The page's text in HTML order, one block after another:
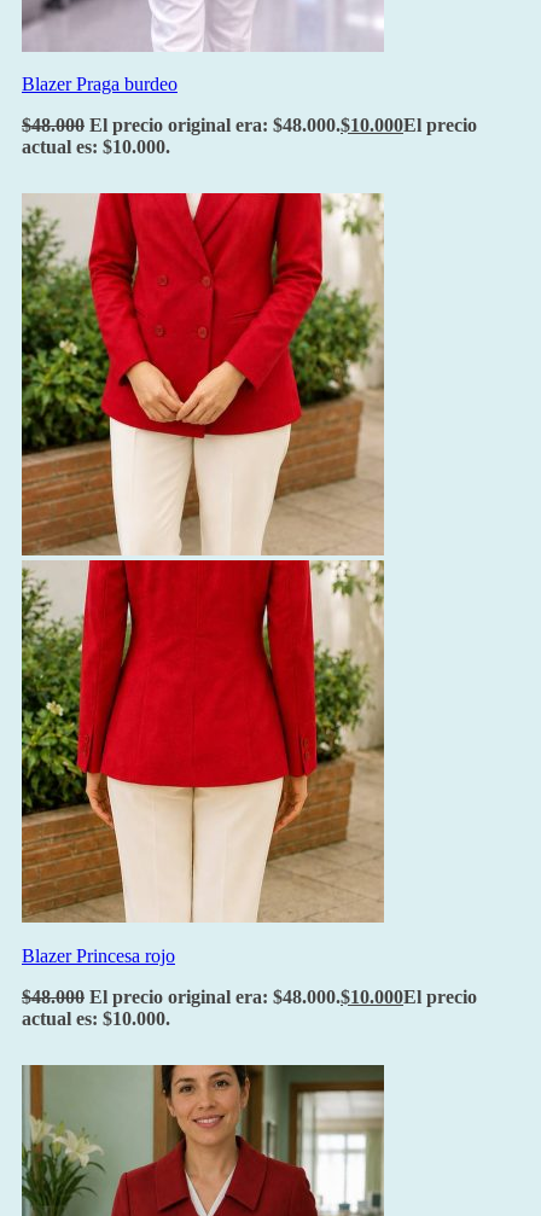
Blazer Praga burdeo
$48.000 El precio original era: $48.000.$10.000El precio
actual es: $10.000.
Blazer Princesa rojo
$48.000 El precio original era: $48.000.$10.000El precio
actual es: $10.000.